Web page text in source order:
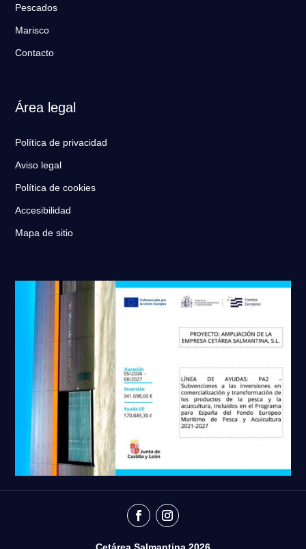
Pescados
Marisco
Contacto
Área legal
Política de privacidad
Aviso legal
Política de cookies
Accesibilidad
Mapa de sitio